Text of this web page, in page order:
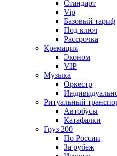
Стандарт
Vip
Базовый тариф
Под ключ
Рассрочка
Кремация
Эконом
VIP
Музыка
Оркестр
Ритуальный
Автобусы
Катафалки
Груз 200
По России
За рубеж